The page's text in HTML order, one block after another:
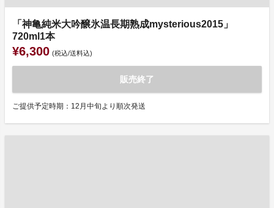
「神亀純米大吟醸氷温長期熟成mysterious2015」
720ml1本
¥6,300 (税込/送料込)
販売終了
ご提供予定時期：12月中旬より順次発送